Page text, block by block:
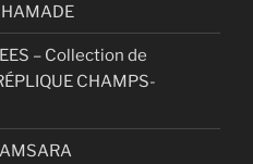
– Collection de
CHAMPS-